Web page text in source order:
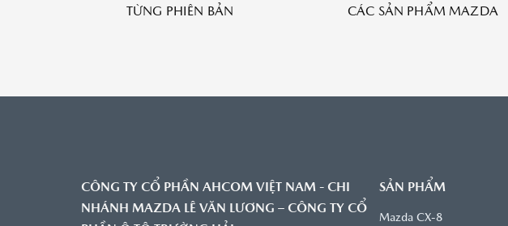
TỪNG PHIÊN BẢN
CÁC SẢN PHẨM MAZDA
CÔNG TY CỔ PHẦN AHCOM VIỆT NAM - CHI
NHÁNH MAZDA LÊ VĂN LƯƠNG – CÔNG TY CỔ
SẢN PHẨM
Mazda CX-8